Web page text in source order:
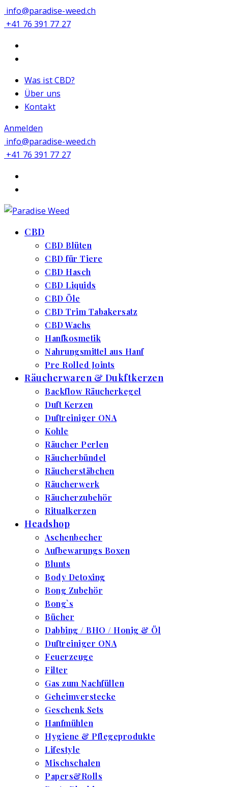
info@paradise-weed.ch
+41 76 391 77 27
Was ist CBD?
Über uns
Kontakt
Anmelden
info@paradise-weed.ch
+41 76 391 77 27
CBD
CBD Blüten
CBD für Tiere
CBD Hasch
CBD Liquids
CBD Öle
CBD Trim Tabakersatz
CBD Wachs
Hanfkosmetik
Nahrungsmittel aus Hanf
Pre Rolled Joints
Räucherwaren & Dukftkerzen
Backflow Räucherkegel
Duft Kerzen
Duftreiniger ONA
Kohle
Räucher Perlen
Räucherbündel
Räucherstäbchen
Räucherwerk
Räucherzubehör
Ritualkerzen
Headshop
Aschenbecher
Aufbewarungs Boxen
Blunts
Body Detoxing
Bong Zubehör
Bong`s
Bücher
Dabbing / BHO / Honig & Öl
Duftreiniger ONA
Feuerzeuge
Filter
Gas zum Nachfüllen
Geheimverstecke
Geschenk Sets
Hanfmühlen
Hygiene & Pflegeprodukte
Lifestyle
Mischschalen
Papers&Rolls